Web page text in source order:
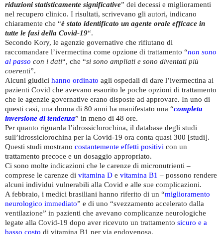
riduzioni statisticamente significative” dei decessi e miglioramenti
nel recupero clinico. I risultati, scrivevano gli autori, indicano
chiaramente che “è stato identificato un agente orale efficace in
tutte le fasi della Covid-19“.
Secondo Kory, le agenzie governative che rifiutano di
raccomandare l’ivermectina come opzione di trattamento “non sono
al passo con i dati“, che “si sono ampliati e sono diventati più
coerenti”.
Alcuni giudici hanno ordinato agli ospedali di dare l’ivermectina ai
pazienti Covid che avevano esaurito le poche opzioni di trattamento
che le agenzie governative erano disposte ad approvare. In uno di
questi casi, una donna di 80 anni ha manifestato una “completa
inversione di tendenza” in meno di 48 ore.
Per quanto riguarda l’idrossiclorochina, il database degli studi
sull’idrossiclorochina per la Covid-19 ora conta quasi 300 [studi].
Questi studi mostrano costantemente effetti positivi con un
trattamento precoce e un dosaggio appropriato.
Ci sono molte indicazioni che le carenze di micronutrienti –
comprese le carenze di vitamina D e vitamina B1 – possono rendere
alcuni individui vulnerabili alla Covid e alle sue complicazioni.
A febbraio, i medici brasiliani hanno riferito di un “miglioramento
neurologico immediato” e di uno “svezzamento accelerato dalla
ventilazione” in pazienti che avevano complicanze neurologiche
legate alla Covid-19 dopo aver ricevuto un trattamento sicuro e a
basso costo di vitamina B1 per via endovenosa.